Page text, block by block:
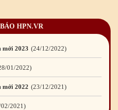
HPN.VR
/01/2023
mới 2023 24/12/2022
/01 /2022
mới 2022 23/12/2021
/2021